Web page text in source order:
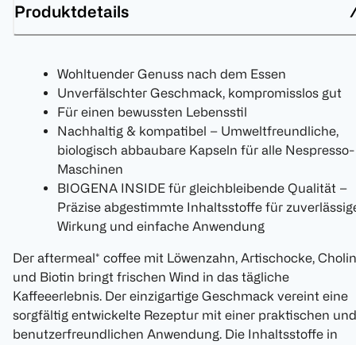
Produktdetails
Wohltuender Genuss nach dem Essen
Unverfälschter Geschmack, kompromisslos gut
Für einen bewussten Lebensstil
Nachhaltig & kompatibel – Umweltfreundliche,
biologisch abbaubare Kapseln für alle Nespresso-
Maschinen
BIOGENA INSIDE für gleichbleibende Qualität –
Präzise abgestimmte Inhaltsstoffe für
Wirkung und einfache Anwendung
Der aftermeal* coffee mit Löwenzahn, Artischocke, Cholin
und Biotin bringt frischen Wind in das tägliche
Kaffeeerlebnis. Der einzigartige Geschmack vereint eine
sorgfältig entwickelte Rezeptur mit einer praktischen und
benutzerfreundlichen Anwendung. Die Inhaltsstoffe in